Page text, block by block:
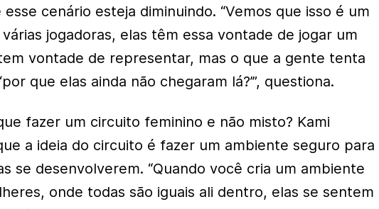
esse cenário esteja diminuindo. “Vemos que isso é um
jogadoras, elas têm essa vontade de jogar um
vontade de representar, mas o que a gente tenta
que elas ainda não chegaram lá?’”, questiona.
fazer um circuito feminino e não misto? Kami
a ideia do circuito é fazer um ambiente seguro para
se desenvolverem. “Quando você cria um ambiente
onde todas são iguais ali dentro, elas se sentem